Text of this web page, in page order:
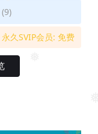
永久SVIP会员: 免费